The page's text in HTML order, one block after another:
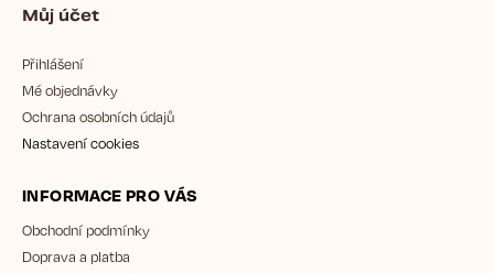
Můj účet
Přihlášení
Mé objednávky
Ochrana osobních údajů
Nastavení cookies
INFORMACE PRO VÁS
Obchodní podmínky
Doprava a platba